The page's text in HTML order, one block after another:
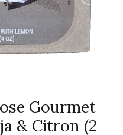
Gourmet
& Citron (2